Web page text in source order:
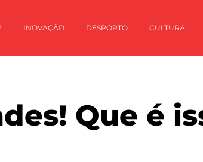
INOVAÇÃO DESPORTO CULTURA
Que é